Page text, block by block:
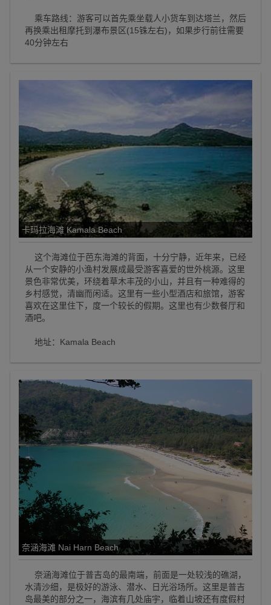
乘车路线：游客可以首先乘坐载人小货车到达塔兰，然后
再换乘出租摩托到瀑布景区(15铢左右)，如果步行前往需要
40分钟左右
卡玛拉海滩 Kamala Beach
这个海滩位于芭东海滩的背面，十分宁静，近年来，已经
从一个安静的小渔村发展成最受游客喜爱的世外桃源。这里
景色非常优美，环绕着草木丰茂的小山，并且有一种难得的
乡村感觉，清幽而闲适。这里有一些小型酒店和旅馆，游客
喜欢在这里住下，度一个较长的假期。这里也有少数餐厅和
酒吧。
地址：Kamala Beach
奈涵海滩 Nai Harn Beach
奈涵海滩位于普吉岛的最南端，前面是一处较浅的礁湖，
水清沙细，是极好的游泳、潜水、日光浴场所。这里是普吉
岛最美的部分之一，海滨有几处庙宇，临着山坡还有度假村